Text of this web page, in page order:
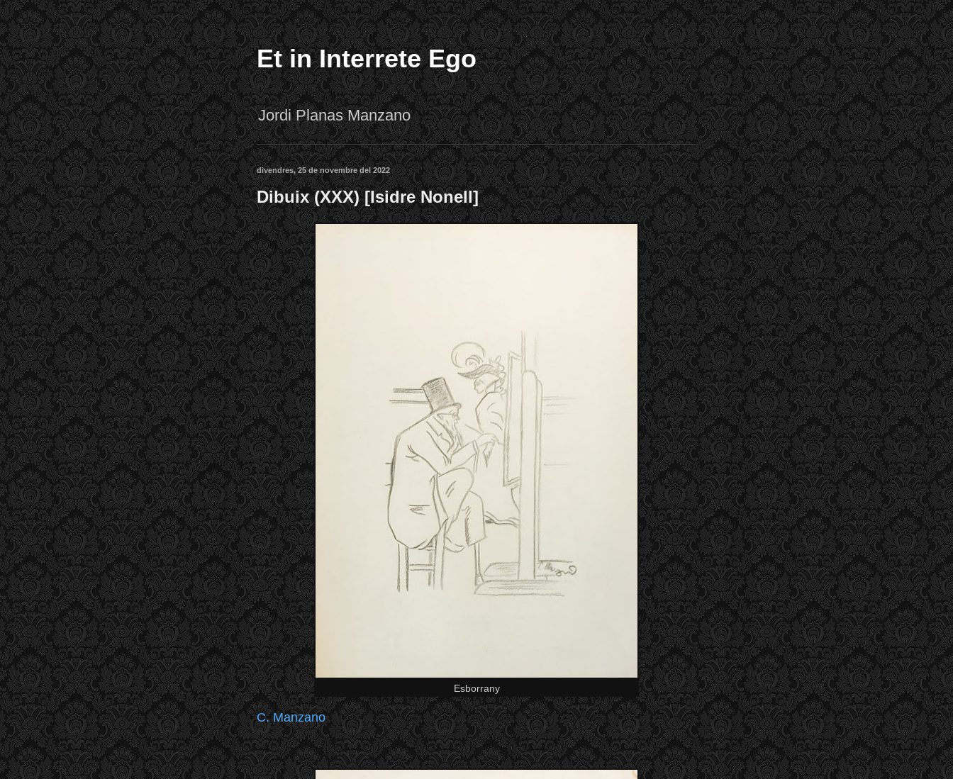
Et in Interrete Ego
Jordi Planas Manzano
divendres, 25 de novembre del 2022
Dibuix (XXX) [Isidre Nonell]
Esborrany
C. Manzano